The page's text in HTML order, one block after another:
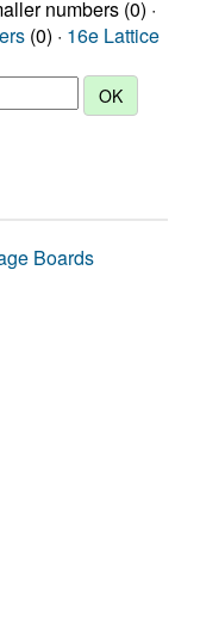
numbers (0) ·
(0) · 16e Lattice
Boards